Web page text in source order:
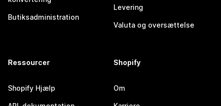
Butiksadministration
Levering
Valuta og oversættelse
Ressourcer
Shopify Hjælp
Shopify
Om